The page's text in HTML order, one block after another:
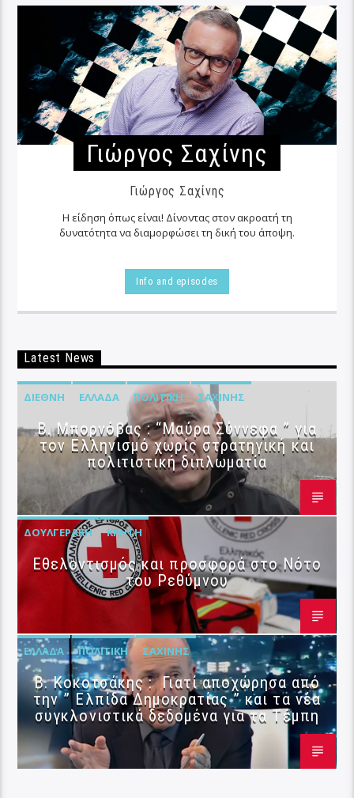
Γιώργος Σαχίνης
Γιώργος Σαχίνης
Η είδηση όπως είναι! Δίνοντας στον ακροατή τη
δυνατότητα να διαμορφώσει τη δική του άποψη.
Info and episodes
Latest News
ΔΙΕΘΝΉ ΕΛΛΆΔΑ ΠΟΛΙΤΙΚΉ ΣΑΧΊΝΗΣ
B. Μπορνόβας : “Μαύρα Σύννεφα ” για
τον Ελληνισμό χωρίς στρατηγική και
πολιτιστική διπλωματία
ΔΟΥΛΓΕΡΆΚΗ ΚΡΉΤΗ
Εθελοντισμός και προσφορά στο Νότο
του Ρεθύμνου
ΕΛΛΆΔΑ ΠΟΛΙΤΙΚΉ ΣΑΧΊΝΗΣ
Β. Κοκοτσάκης : Γιατί αποχώρησα από
την ” Ελπίδα Δημοκρατίας ” και τα νέα
συγκλονιστικά δεδομένα για τα Τέμπη